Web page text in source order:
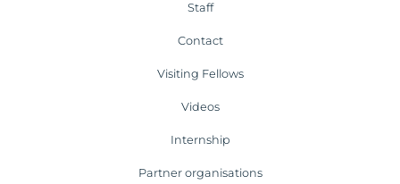
Staff
Contact
Visiting Fellows
Videos
Internship
Partner organisations